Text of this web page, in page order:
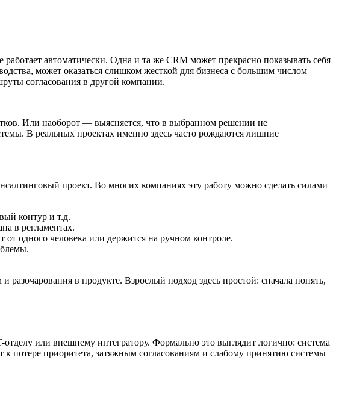
автоматически. Одна и та же CRM может прекрасно показывать себя
может оказаться слишком жесткой для бизнеса с большим числом
согласования в другой компании.
Или наоборот — выясняется, что в выбранном решении не
В реальных проектах именно здесь часто рождаются лишние
проект. Во многих компаниях эту работу можно сделать силами
контур и т.д.
в регламентах.
одного человека или держится на ручном контроле.
в продукте. Взрослый подход здесь простой: сначала понять,
или внешнему интегратору. Формально это выглядит логично: система
к потере приоритета, затяжным согласованиям и слабому принятию системы